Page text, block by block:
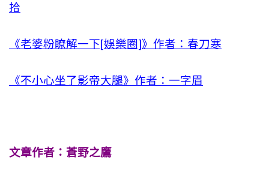
拾
《老婆粉瞭解一下[娛樂圈]》作者：春刀寒
《不小心坐了影帝大腿》作者：一字眉
文章作者：蒼野之鷹